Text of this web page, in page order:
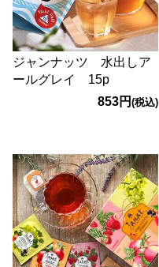
ジャンナッツ 水出しア
ールグレイ 15p
853円(税込)